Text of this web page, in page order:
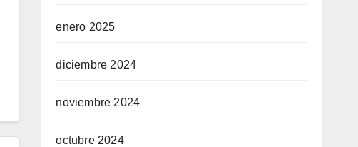
enero 2025
diciembre 2024
noviembre 2024
octubre 2024